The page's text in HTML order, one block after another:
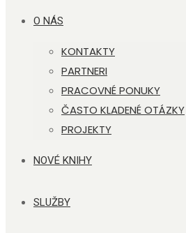
O NÁS
KONTAKTY
PARTNERI
PRACOVNÉ PONUKY
ČASTO KLADENÉ OTÁZKY
PROJEKTY
NOVÉ KNIHY
SLUŽBY